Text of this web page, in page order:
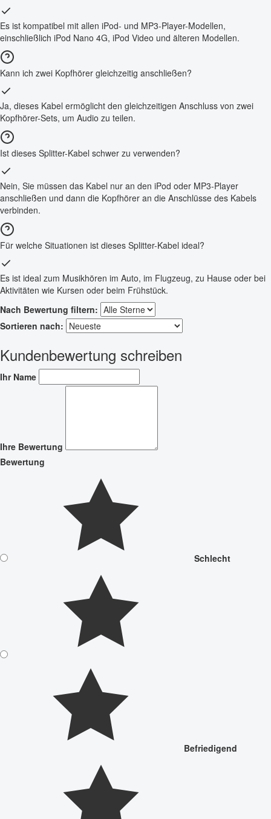
Es ist kompatibel mit allen iPod- und MP3-Player-Modellen,
einschließlich iPod Nano 4G, iPod Video und älteren Modellen.
Kann ich zwei Kopfhörer gleichzeitig anschließen?
Ja, dieses Kabel ermöglicht den gleichzeitigen Anschluss von zwei
Kopfhörer-Sets, um Audio zu teilen.
Ist dieses Splitter-Kabel schwer zu verwenden?
Nein, Sie müssen das Kabel nur an den iPod oder MP3-Player
anschließen und dann die Kopfhörer an die Anschlüsse des Kabels
verbinden.
Für welche Situationen ist dieses Splitter-Kabel ideal?
Es ist ideal zum Musikhören im Auto, im Flugzeug, zu Hause oder bei
Aktivitäten wie Kursen oder beim Frühstück.
Nach Bewertung filtern:
Sortieren nach:
Kundenbewertung schreiben
Ihr Name
Ihre Bewertung
Bewertung
Schlecht
Befriedigend